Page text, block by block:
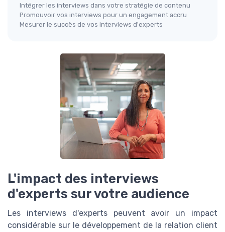
Intégrer les interviews dans votre stratégie de contenu
Promouvoir vos interviews pour un engagement accru
Mesurer le succès de vos interviews d'experts
L'impact des interviews
d'experts sur votre audience
Les interviews d'experts peuvent avoir un impact
considérable sur le développement de la relation client